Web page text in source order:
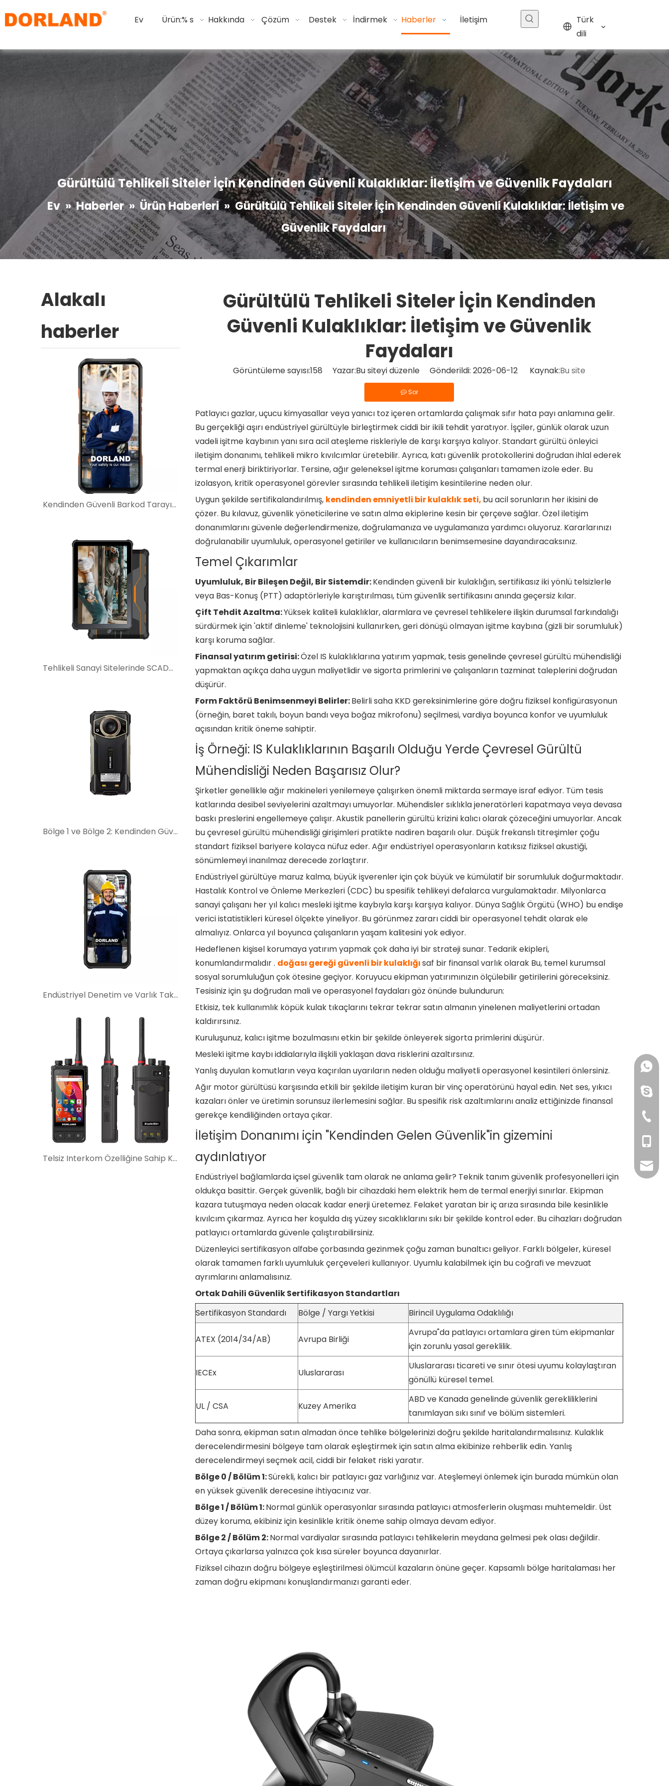
Ev Ürün:% s Hakkında Çözüm Destek İndirmek Haberler İletişim
Türk
dili
Gürültülü Tehlikeli Siteler İçin Kendinden Güvenli Kulaklıklar: İletişim ve Güvenlik Faydaları
Ev »Haberler »Ürün Haberleri » Gürültülü Tehlikeli Siteler İçin Kendinden Güvenli Kulaklıklar: İletişim ve
Güvenlik Faydaları
Alakalı
haberler
Kendinden Güvenli Barkod Tarayıcılar Tehlikeli Alanlarda Bakım İş Akışlarını Nasıl İyileştirir?
Tehlikeli Sanayi Sitelerinde SCADA İzleme İçin Kendinden Güvenli Tabletlerin Kullanımı
Bölge 1 ve Bölge 2: Kendinden Güvenli Mobil Cihazları Seçmenin Anlamı Nedir?
Endüstriyel Denetim ve Varlık Takibi İçin Kendinden Güvenli PDA Seçim Kılavuzu
Telsiz Interkom Özelliğine Sahip Kendinden Güvenli Akıllı Telefon: Ne Zaman Daha İyi Seçim?
Gürültülü Tehlikeli Siteler İçin Kendinden
Güvenli Kulaklıklar: İletişim ve Güvenlik
Faydaları
Görüntüleme sayısı:158 Yazar:Bu siteyi düzenle Gönderildi: 2026-06-12 Kaynak:Bu site
Sor
Patlayıcı gazlar, uçucu kimyasallar veya yanıcı toz içeren ortamlarda çalışmak sıfır hata payı anlamına gelir.
Bu gerçekliği aşırı endüstriyel gürültüyle birleştirmek ciddi bir ikili tehdit yaratıyor. İşçiler, günlük olarak uzun
vadeli işitme kaybının yanı sıra acil ateşleme riskleriyle de karşı karşıya kalıyor. Standart gürültü önleyici
iletişim donanımı, tehlikeli mikro kıvılcımlar üretebilir. Ayrıca, katı güvenlik protokollerini doğrudan ihlal ederek
termal enerji biriktiriyorlar. Tersine, ağır geleneksel işitme koruması çalışanları tamamen izole eder. Bu
izolasyon, kritik operasyonel görevler sırasında tehlikeli iletişim kesintilerine neden olur.
Uygun şekilde sertifikalandırılmış, kendinden emniyetli bir kulaklık seti, bu acil sorunların her ikisini de
çözer. Bu kılavuz, güvenlik yöneticilerine ve satın alma ekiplerine kesin bir çerçeve sağlar. Özel iletişim
donanımlarını güvenle değerlendirmenize, doğrulamanıza ve uygulamanıza yardımcı oluyoruz. Kararlarınızı
doğrulanabilir uyumluluk, operasyonel getiriler ve kullanıcıların benimsemesine dayandıracaksınız.
Temel Çıkarımlar
Uyumluluk, Bir Bileşen Değil, Bir Sistemdir:Kendinden güvenli bir kulaklığın, sertifikasız iki yönlü telsizlerle
veya Bas-Konuş (PTT) adaptörleriyle karıştırılması, tüm güvenlik sertifikasını anında geçersiz kılar.
Çift Tehdit Azaltma:Yüksek kaliteli kulaklıklar, alarmlara ve çevresel tehlikelere ilişkin durumsal farkındalığı
sürdürmek için 'aktif dinleme' teknolojisini kullanırken, geri dönüşü olmayan işitme kaybına (gizli bir sorumluluk)
karşı koruma sağlar.
Finansal yatırım getirisi:Özel IS kulaklıklarına yatırım yapmak, tesis genelinde çevresel gürültü mühendisliği
yapmaktan açıkça daha uygun maliyetlidir ve sigorta primlerini ve çalışanların tazminat taleplerini doğrudan
düşürür.
Form Faktörü Benimsenmeyi Belirler:Belirli saha KKD gereksinimlerine göre doğru fiziksel konfigürasyonun
(örneğin, baret takılı, boyun bandı veya boğaz mikrofonu) seçilmesi, vardiya boyunca konfor ve uyumluluk
açısından kritik öneme sahiptir.
İş Örneği: IS Kulaklıklarının Başarılı Olduğu Yerde Çevresel Gürültü
Mühendisliği Neden Başarısız Olur?
Şirketler genellikle ağır makineleri yenilemeye çalışırken önemli miktarda sermaye israf ediyor. Tüm tesis
katlarında desibel seviyelerini azaltmayı umuyorlar. Mühendisler sıklıkla jeneratörleri kapatmaya veya devasa
baskı preslerini engellemeye çalışır. Akustik panellerin gürültü krizini kalıcı olarak çözeceğini umuyorlar. Ancak
bu çevresel gürültü mühendisliği girişimleri pratikte nadiren başarılı olur. Düşük frekanslı titreşimler çoğu
standart fiziksel bariyere kolayca nüfuz eder. Ağır endüstriyel operasyonların katıksız fiziksel akustiği,
sönümlemeyi inanılmaz derecede zorlaştırır.
Endüstriyel gürültüye maruz kalma, büyük işverenler için çok büyük ve kümülatif bir sorumluluk doğurmaktadır.
Hastalık Kontrol ve Önleme Merkezleri (CDC) bu spesifik tehlikeyi defalarca vurgulamaktadır. Milyonlarca
sanayi çalışanı her yıl kalıcı mesleki işitme kaybıyla karşı karşıya kalıyor. Dünya Sağlık Örgütü (WHO) bu endişe
verici istatistikleri küresel ölçekte yineliyor. Bu görünmez zararı ciddi bir operasyonel tehdit olarak ele
almalıyız. Onlarca yıl boyunca çalışanların yaşam kalitesini yok ediyor.
Hedeflenen kişisel korumaya yatırım yapmak çok daha iyi bir strateji sunar. Tedarik ekipleri,
konumlandırmalıdır . doğası gereği güvenli bir kulaklığısaf bir finansal varlık olarak Bu, temel kurumsal
sosyal sorumluluğun çok ötesine geçiyor. Koruyucu ekipman yatırımınızın ölçülebilir getirilerini göreceksiniz.
Tesisiniz için şu doğrudan mali ve operasyonel faydaları göz önünde bulundurun:
Etkisiz, tek kullanımlık köpük kulak tıkaçlarını tekrar tekrar satın almanın yinelenen maliyetlerini ortadan
kaldırırsınız.
Kuruluşunuz, kalıcı işitme bozulmasını etkin bir şekilde önleyerek sigorta primlerini düşürür.
Mesleki işitme kaybı iddialarıyla ilişkili yaklaşan dava risklerini azaltırsınız.
Yanlış duyulan komutların veya kaçırılan uyarıların neden olduğu maliyetli operasyonel kesintileri önlersiniz.
Ağır motor gürültüsü karşısında etkili bir şekilde iletişim kuran bir vinç operatörünü hayal edin. Net ses, yıkıcı
kazaları önler ve üretimin sorunsuz ilerlemesini sağlar. Bu spesifik risk azaltımlarını analiz ettiğinizde finansal
gerekçe kendiliğinden ortaya çıkar.
İletişim Donanımı için "Kendinden Gelen Güvenlik"in gizemini
aydınlatıyor
Endüstriyel bağlamlarda içsel güvenlik tam olarak ne anlama gelir? Teknik tanım güvenlik profesyonelleri için
oldukça basittir. Gerçek güvenlik, bağlı bir cihazdaki hem elektrik hem de termal enerjiyi sınırlar. Ekipman
kazara tutuşmaya neden olacak kadar enerji üretemez. Felaket yaratan bir iç arıza sırasında bile kesinlikle
kıvılcım çıkarmaz. Ayrıca her koşulda dış yüzey sıcaklıklarını sıkı bir şekilde kontrol eder. Bu cihazları doğrudan
patlayıcı ortamlarda güvenle çalıştırabilirsiniz.
Düzenleyici sertifikasyon alfabe çorbasında gezinmek çoğu zaman bunaltıcı geliyor. Farklı bölgeler, küresel
olarak tamamen farklı uyumluluk çerçeveleri kullanıyor. Uyumlu kalabilmek için bu coğrafi ve mevzuat
ayrımlarını anlamalısınız.
Ortak Dahili Güvenlik Sertifikasyon Standartları
Sertifikasyon Standardı
Bölge / Yargı Yetkisi Birincil Uygulama Odaklılığı
ATEX (2014/34/AB) Avrupa Birliği
Avrupa"da patlayıcı ortamlara giren tüm ekipmanlar
için zorunlu yasal gereklilik.
IECEx Uluslararası
Uluslararası ticareti ve sınır ötesi uyumu kolaylaştıran
gönüllü küresel temel.
UL / CSA Kuzey Amerika
ABD ve Kanada genelinde güvenlik gerekliliklerini
tanımlayan sıkı sınıf ve bölüm sistemleri.
Daha sonra, ekipman satın almadan önce tehlike bölgelerinizi doğru şekilde haritalandırmalısınız. Kulaklık
derecelendirmesini bölgeye tam olarak eşleştirmek için satın alma ekibinize rehberlik edin. Yanlış
derecelendirmeyi seçmek acil, ciddi bir felaket riski yaratır.
Bölge 0 / Bölüm 1:Sürekli, kalıcı bir patlayıcı gaz varlığınız var. Ateşlemeyi önlemek için burada mümkün olan
en yüksek güvenlik derecesine ihtiyacınız var.
Bölge 1 / Bölüm 1:Normal günlük operasyonlar sırasında patlayıcı atmosferlerin oluşması muhtemeldir. Üst
düzey koruma, ekibiniz için kesinlikle kritik öneme sahip olmaya devam ediyor.
Bölge 2 / Bölüm 2:Normal vardiyalar sırasında patlayıcı tehlikelerin meydana gelmesi pek olası değildir.
Ortaya çıkarlarsa yalnızca çok kısa süreler boyunca dayanırlar.
Fiziksel cihazın doğru bölgeye eşleştirilmesi ölümcül kazaların önüne geçer. Kapsamlı bölge haritalaması her
zaman doğru ekipmanı konuşlandırmanızı garanti eder.
+86-